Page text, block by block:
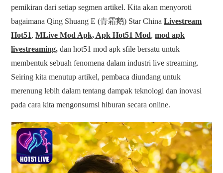
pemikiran dari setiap segmen artikel. Kita akan menyoroti
bagaimana Qing Shuang E (青霜鹅) Star ChinaLivestream
Hot51,MLive Mod Apk, Apk Hot51 Mod,mod apk
livestreaming, dan hot51 mod apk sfile bersatu untuk
membentuk sebuah fenomena dalam industri live streaming.
Seiring kita menutup artikel, pembaca diundang untuk
merenung lebih dalam tentang dampak teknologi dan inovasi
pada cara kita mengonsumsi hiburan secara online.